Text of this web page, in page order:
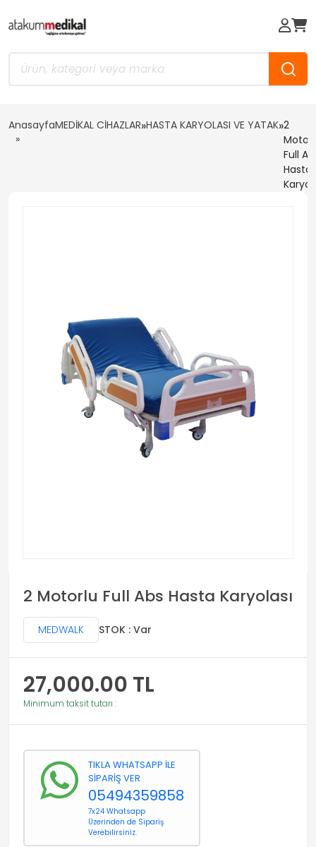
AnasayfaMEDİKAL CİHAZLAR»HASTA KARYOLASI VE YATAK»2
Full
Hasta
2 Motorlu Full Abs Hasta Karyolası
MEDWALK STOK : Var
27,000.00 TL
Minimum taksit tutarı :
TIKLA WHATSAPP İLE
SİPARİŞ VER
05494359858
7x24 Whatsapp
Üzerinden de Sipariş
Verebilirsiniz.